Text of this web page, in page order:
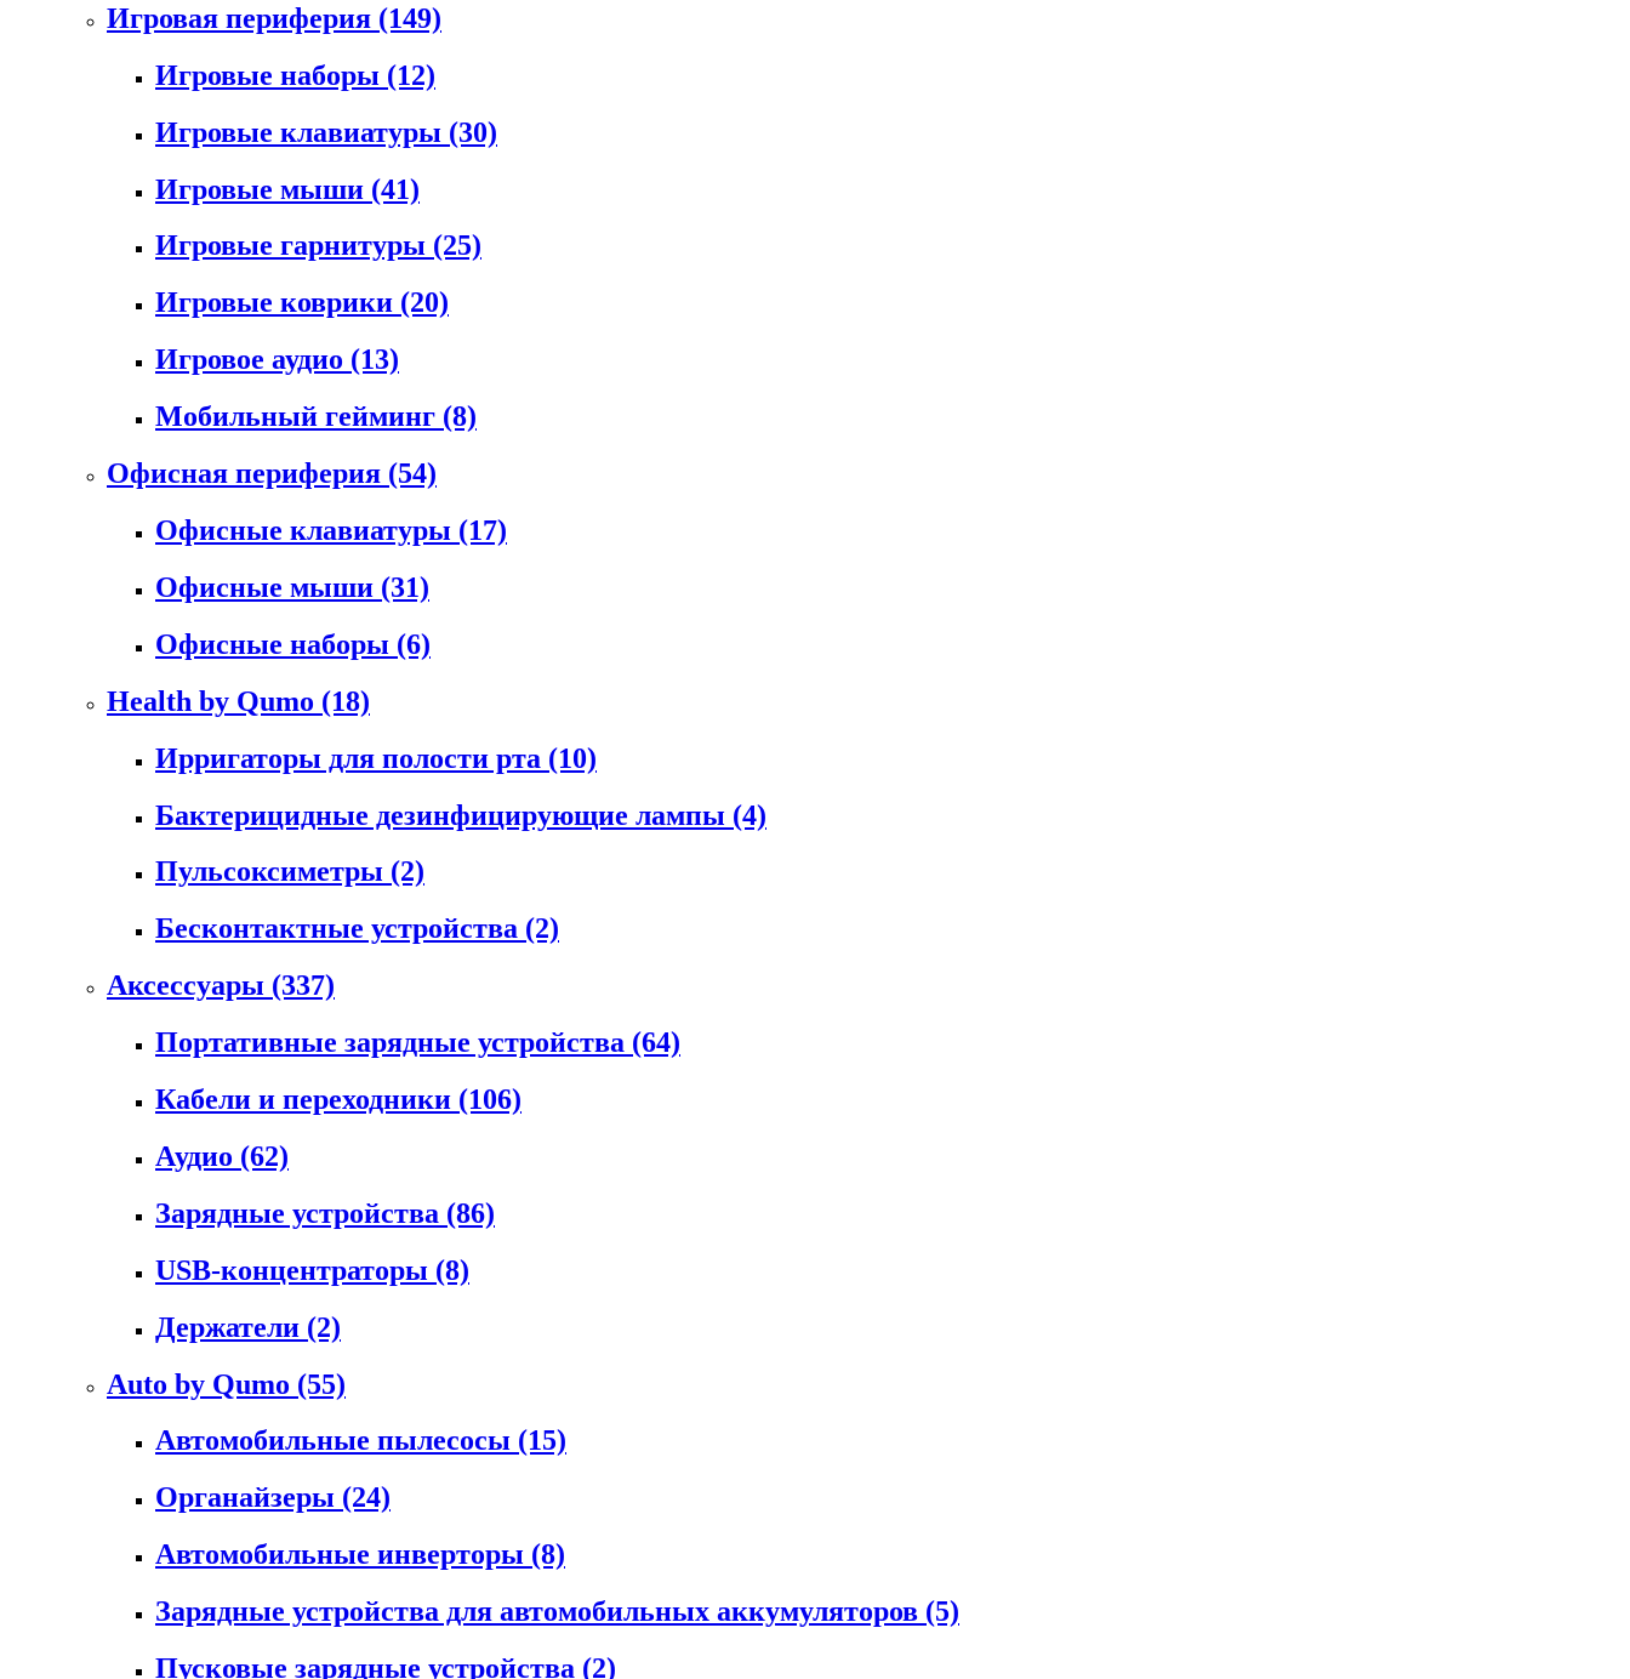
Игровая периферия (149)
Игровые наборы (12)
Игровые клавиатуры (30)
Игровые мыши (41)
Игровые гарнитуры (25)
Игровые коврики (20)
Игровое аудио (13)
Мобильный гейминг (8)
Офисная периферия (54)
Офисные клавиатуры (17)
Офисные мыши (31)
Офисные наборы (6)
Health by Qumo (18)
Ирригаторы для полости рта (10)
Бактерицидные дезинфицирующие лампы (4)
Пульсоксиметры (2)
Бесконтактные устройства (2)
Аксессуары (337)
Портативные зарядные устройства (64)
Кабели и переходники (106)
Аудио (62)
Зарядные устройства (86)
USB-концентраторы (8)
Держатели (2)
Auto by Qumo (55)
Автомобильные пылесосы (15)
Органайзеры (24)
Автомобильные инверторы (8)
Зарядные устройства для автомобильных аккумуляторов (5)
Пусковые зарядные устройства (2)